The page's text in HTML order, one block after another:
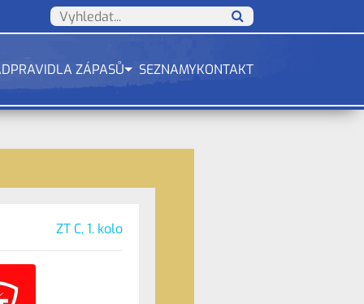
PRAVIDLA ZÁPASŮ SEZNAMYKONTAKT
ZT C, 1. kolo